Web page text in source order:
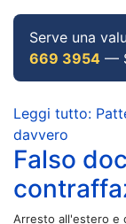
Serve una
669 3954 —
Leggi tutto:
davvero
Falso
Arresto all'estero e